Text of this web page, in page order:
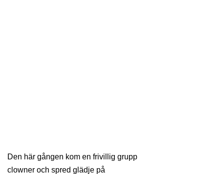
Den här gången kom en frivillig grupp
clowner och spred glädje på